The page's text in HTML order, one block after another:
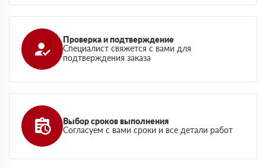
Проверка и подтверждение
Специалист свяжется с вами для
подтверждения заказа
Выбор сроков выполнения
Согласуем с вами сроки и все детали работ